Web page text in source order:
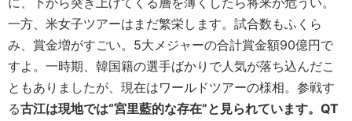
一方、米女子ツアーはまだ繁栄します。試合数もふくら
み、賞金増がすごい。5大メジャーの合計賞金額90億円で
すよ。一時期、韓国籍の選手ばかりで人気が落ち込んだこ
ともありましたが、現在はワールドツアーの様相。参戦す
る古江は現地では“宮里藍的な存在”と見られています。QT